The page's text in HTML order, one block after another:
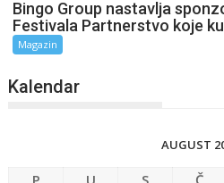
Bingo Group nastavlja
Festivala Partnerstvo koje
Magazin
Kalendar
AUGUST
P U S Č